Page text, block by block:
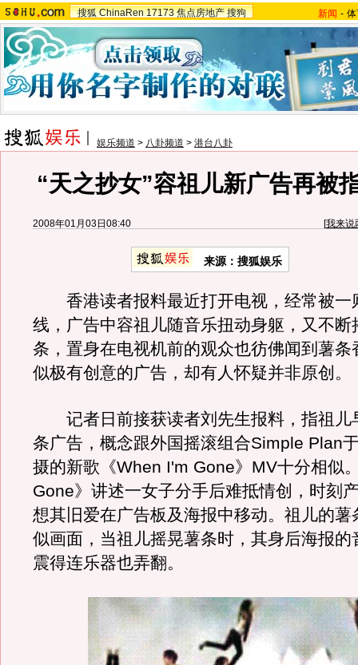
搜狐 ChinaRen 17173 焦点房地产 搜狗 新闻 -
娱乐频道 > 八卦频道 > 港台八卦
“天之抄女”容祖儿新广告再被
2008年01月03日08:40 [我来说
来源：搜狐娱乐
香港读者报料最近打开电视，经常被一
线，广告中容祖儿随音乐扭动身躯，又不断
条，置身在电视机前的观众也彷佛闻到薯条
似极有创意的广告，却有人怀疑并非原创。
记者日前接获读者刘先生报料，指祖儿
条广告，概念跟外国摇滚组合Simple Plan
摄的新歌《When I'm Gone》MV十分相似
Gone》讲述一女子分手后难抵情创，时刻
想其旧爱在广告板及海报中移动。祖儿的薯
似画面，当祖儿摇晃薯条时，其身后海报的
震得连乐器也弄翻。